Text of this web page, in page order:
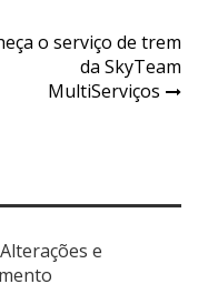
o serviço de trem
da SkyTeam
MultiServiços
e